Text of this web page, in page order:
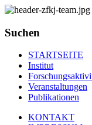
Suchen
STARTSEITE
Institut
Veranstaltungen
Publikationen
KONTAKT